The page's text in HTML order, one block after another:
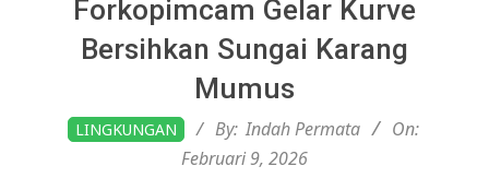
Forkopimcam Gelar Kurve
Bersihkan Sungai Karang
Mumus
2026-
02-
LINGKUNGAN By: Indah Permata
On:
Februari 9, 2026